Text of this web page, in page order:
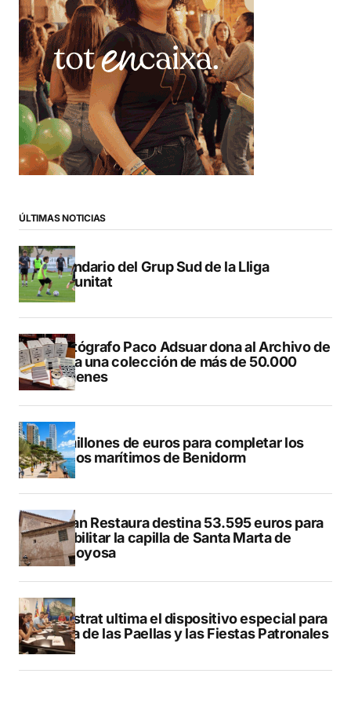
ÚLTIMAS NOTICIAS
Calendario del Grup Sud de la Lliga
Comunitat
El fotógrafo Paco Adsuar dona al Archivo de
Dénia una colección de más de 50.000
imágenes
50 millones de euros para completar los
paseos marítimos de Benidorm
El Plan Restaura destina 53.595 euros para
rehabilitar la capilla de Santa Marta de
Villajoyosa
Finestrat ultima el dispositivo especial para
el Día de las Paellas y las Fiestas Patronales